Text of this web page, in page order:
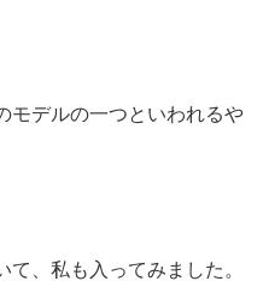
モデルの一つといわれるや
、私も入ってみました。